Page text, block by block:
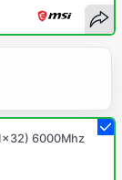
6000Mhz